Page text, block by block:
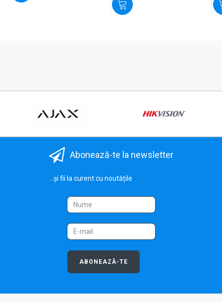
Abonează-te la newsletter
...și fii la curent cu noutățile
ABONEAZĂ-TE